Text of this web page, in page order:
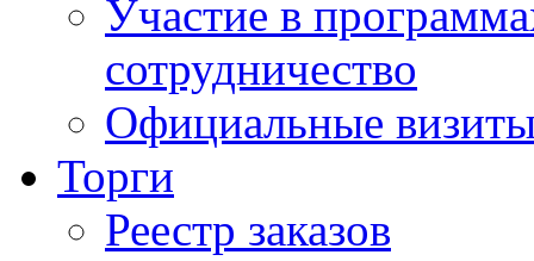
Участие в
сотрудничество
Официальные
Торги
Реестр заказов